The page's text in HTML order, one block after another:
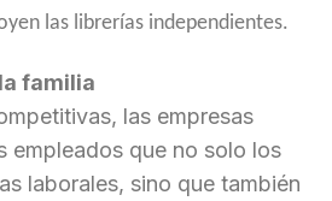
las librerías independientes.
familia
las empresas
empleados que no solo los
laborales, sino que también